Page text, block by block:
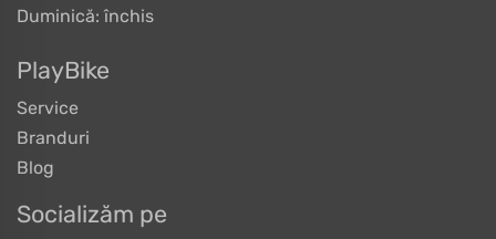
Duminică: închis
PlayBike
Service
Branduri
Blog
Socializăm pe